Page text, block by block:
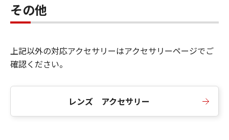
その他
上記以外の対応アクセサリーはアクセサリーページでご
確認ください。
レンズ アクセサリー